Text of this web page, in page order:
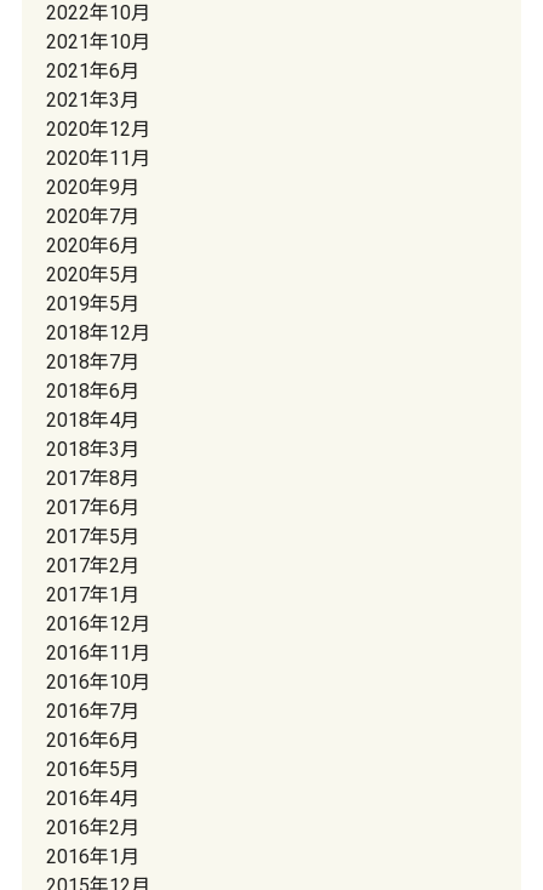
2022年10月
2021年10月
2021年6月
2021年3月
2020年12月
2020年11月
2020年9月
2020年7月
2020年6月
2020年5月
2019年5月
2018年12月
2018年7月
2018年6月
2018年4月
2018年3月
2017年8月
2017年6月
2017年5月
2017年2月
2017年1月
2016年12月
2016年11月
2016年10月
2016年7月
2016年6月
2016年5月
2016年4月
2016年2月
2016年1月